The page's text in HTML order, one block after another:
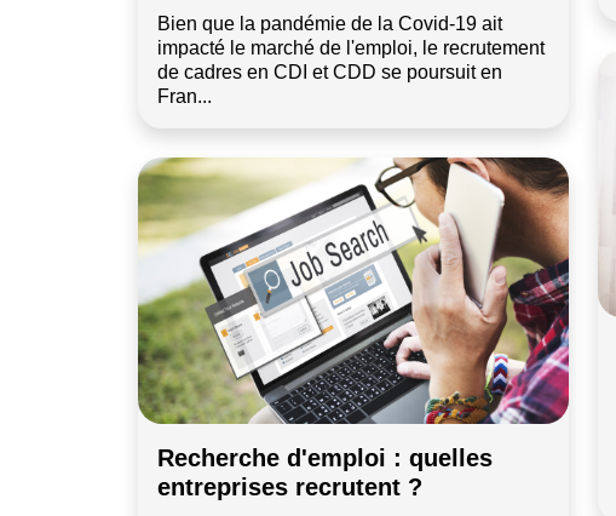
Bien que la pandémie de la Covid-19 ait
impacté le marché de l'emploi, le recrutement
de cadres en CDI et CDD se poursuit en
Fran...
Recherche d'emploi : quelles
entreprises recrutent ?